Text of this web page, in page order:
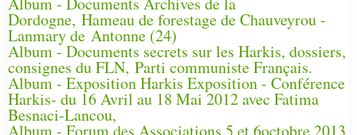
Dordogne, Hameau de forestage de Chauveyrou -
Lanmary de Antonne (24)
Album - Documents secrets sur les Harkis, dossiers,
consignes du FLN, Parti communiste Français.
Album - Exposition Harkis Exposition - Conférence
Harkis- du 16 Avril au 18 Mai 2012 avec Fatima
Besnaci-Lancou,